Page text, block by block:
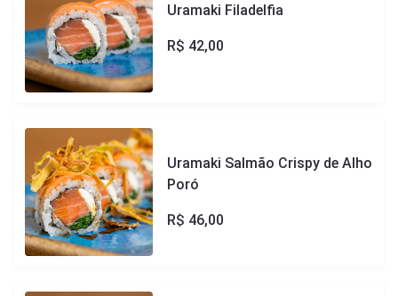
Uramaki Filadelfia
R$ 42,00
Uramaki Salmão Crispy de Alho
Poró
R$ 46,00